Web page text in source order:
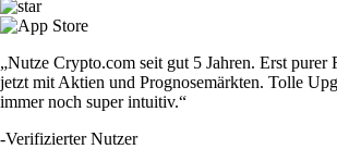
„Nutze Crypto.com seit gut 5 Jahren. Erst purer
jetzt mit Aktien und Prognosemärkten. Tolle
immer noch super intuitiv.“
-Verifizierter Nutzer